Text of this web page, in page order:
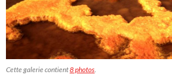
Cette galerie contient8 photos